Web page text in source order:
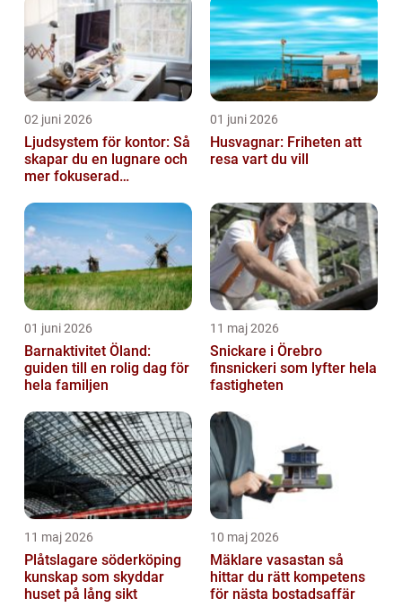
02 juni 2026
Ljudsystem för kontor: Så
skapar du en lugnare och
mer fokuserad
01 juni 2026
Husvagnar: Friheten att
resa vart du vill
01 juni 2026
Barnaktivitet Öland:
guiden till en rolig dag för
hela familjen
11 maj 2026
Snickare i Örebro
finsnickeri som lyfter hela
fastigheten
11 maj 2026
Plåtslagare söderköping
kunskap som skyddar
huset på lång sikt
10 maj 2026
Mäklare vasastan så
hittar du rätt kompetens
för nästa bostadsaffär